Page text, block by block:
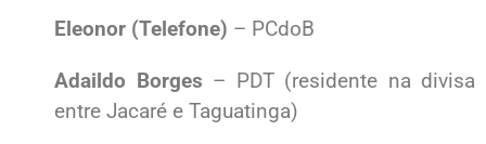
Eleonor (Telefone) – PCdoB
Adaildo Borges – PDT (residente na divisa
entre Jacaré e Taguatinga)